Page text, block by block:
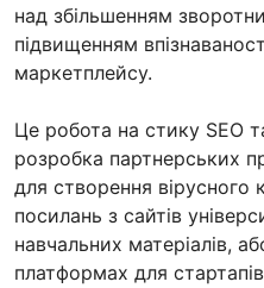
над збільшенням
підвищенням
маркетплейсу.
Це робота на стику SEO
розробка партнерських
для створення вірусного
посилань з сайтів
навчальних матеріалів,
платформах для стартапів